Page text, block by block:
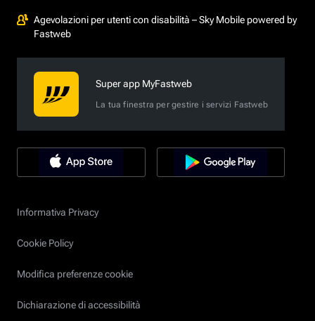
Agevolazioni per utenti con disabilità – Sky Mobile powered by
Fastweb
Super app MyFastweb
La tua finestra per gestire i servizi Fastweb
Informativa Privacy
Cookie Policy
Modifica preferenze cookie
Dichiarazione di accessibilità